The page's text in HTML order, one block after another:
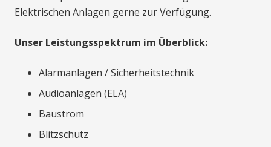
Elektrischen Anlagen gerne zur Verfügung.
Unser Leistungsspektrum im Überblick:
Alarmanlagen / Sicherheitstechnik
Audioanlagen (ELA)
Baustrom
Blitzschutz